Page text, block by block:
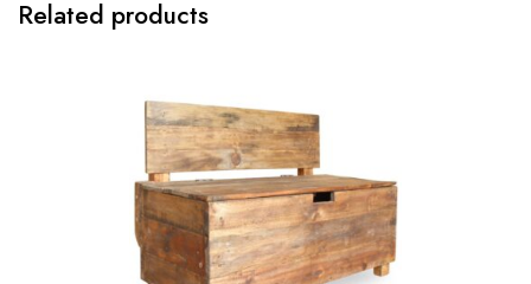
Related products